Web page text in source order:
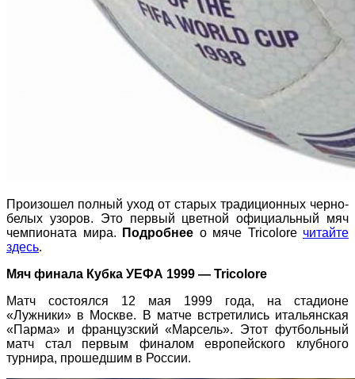
Произошел полный уход от старых традиционных черно-
белых узоров. Это первый цветной официальный мяч
чемпионата мира.
Подробнее о мяче Tricolore читайте
здесь.
Мяч финала Кубка УЕФА 1999 — Tricolore
Матч состоялся 12 мая 1999 года, на стадионе
«Лужники» в Москве. В матче встретились итальянская
«Парма» и французский «Марсель». Этот футбольный
матч стал первым финалом европейского клубного
турнира, прошедшим в России.